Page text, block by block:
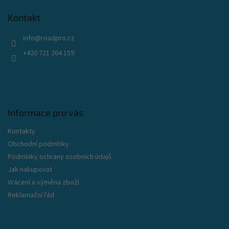
Kontakt
info@roadpro.cz
+420 721 264 159
Informace pro vás
Kontakty
Obchodní podmínky
Podmínky ochrany osobních údajů
Jak nakupovat
Vrácení a výměna zboží
Reklamační řád